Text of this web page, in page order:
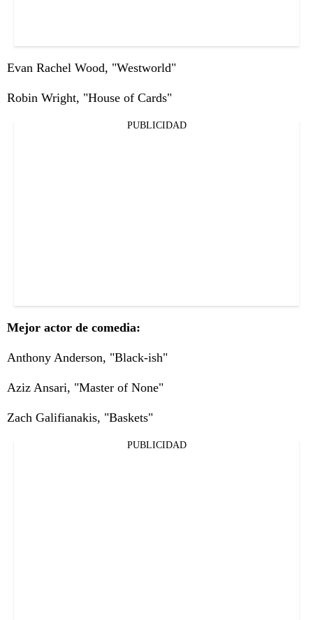
Evan Rachel Wood, "Westworld"
Robin Wright, "House of Cards"
PUBLICIDAD
Mejor actor de comedia:
Anthony Anderson, "Black-ish"
Aziz Ansari, "Master of None"
Zach Galifianakis, "Baskets"
PUBLICIDAD